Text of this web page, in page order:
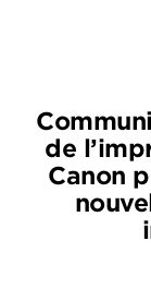
de
Canon